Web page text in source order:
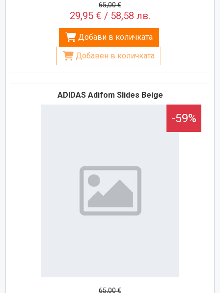
65,00 €
29,95 € / 58,58 лв.
Добави в количката
Добавен в количката
ADIDAS Аdifom Slides Beige
-59%
65,00 €